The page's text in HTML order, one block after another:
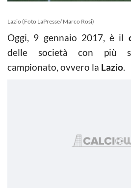
Lazio (Foto LaPresse/ Marco Rosi)
Oggi, 9 gennaio 2017, è il
delle società con più
campionato, ovvero la Lazio.